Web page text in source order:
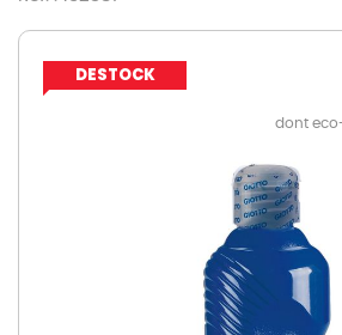
DESTOCK
dont